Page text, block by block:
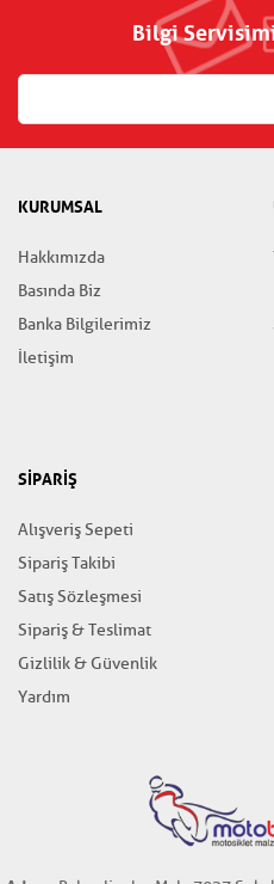
Bilgi
KURUMSAL
Hakkımızda
Basında Biz
Banka Bilgilerimiz
İletişim
SİPARİŞ
Alışveriş Sepeti
Sipariş Takibi
Satış Sözleşmesi
Sipariş & Teslimat
Gizlilik & Güvenlik
Yardım